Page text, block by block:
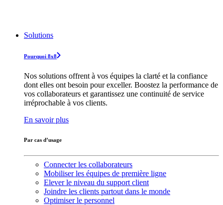
Solutions
Pourquoi 8x8
Nos solutions offrent à vos équipes la clarté et la confiance
dont elles ont besoin pour exceller. Boostez la performance de
vos collaborateurs et garantissez une continuité de service
irréprochable à vos clients.
En savoir plus
Par cas d’usage
Connecter les collaborateurs
Mobiliser les équipes de première ligne
Elever le niveau du support client
Joindre les clients partout dans le monde
Optimiser le personnel